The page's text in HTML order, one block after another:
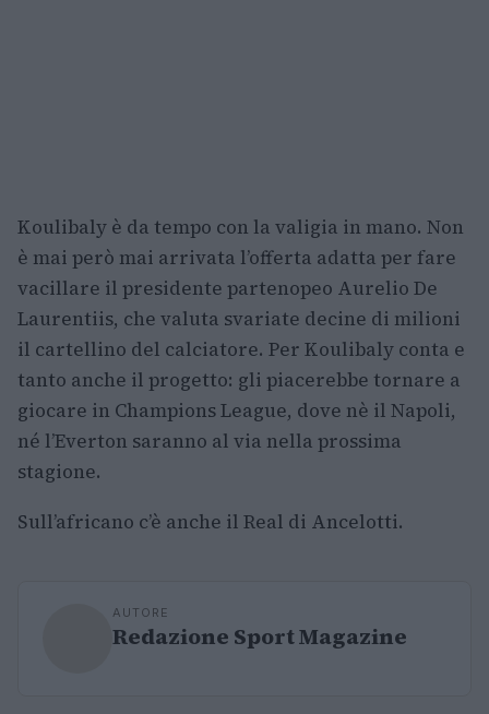
Koulibaly è da tempo con la valigia in mano. Non
è mai però mai arrivata l’offerta adatta per fare
vacillare il presidente partenopeo Aurelio De
Laurentiis, che valuta svariate decine di milioni
il cartellino del calciatore. Per Koulibaly conta e
tanto anche il progetto: gli piacerebbe tornare a
giocare in Champions League, dove nè il Napoli,
né l’Everton saranno al via nella prossima
stagione.
Sull’africano c’è anche il Real di Ancelotti.
AUTORE
Redazione Sport Magazine